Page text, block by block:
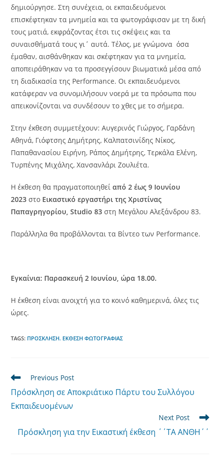
δημιούργησε. Στη συνέχεια, οι εκπαιδευόμενοι
επισκέφτηκαν τα μνημεία και τα φωτογράφισαν με τη δική
τους ματιά, εκφράζοντας έτσι τις σκέψεις και τα
συναισθήματά τους γι΄ αυτά. Τέλος, με γνώμονα όσα
έμαθαν, αισθάνθηκαν και σκέφτηκαν για τα μνημεία,
αποπειράθηκαν να τα προσεγγίσουν βιωματικά μέσα από
τη διαδικασία της Performance. Οι εκπαιδευόμενοι
κατάφεραν να συνομιλήσουν νοερά με τα πρόσωπα που
απεικονίζονται να συνδέσουν το χθες με το σήμερα.
Στην έκθεση συμμετέχουν: Αυγερινός Γιώργος, Γαρδάνη
Αθηνά, Γιόφτσης Δημήτρης, Καλπατσινίδης Νίκος,
Παπαθανασίου Ειρήνη, Ράπος Δημήτρης, Τερκάλα Ελένη,
Τυρπένης Μιχάλης, Χανσανλάρι Ζουλιέτα.
Η έκθεση θα πραγματοποιηθείαπό 2 έως 9 Ιουνίου
2023στο Εικαστικό εργαστήρι της Χριστίνας
Παπαγρηγορίου,Studio 83στη Μεγάλου Αλεξάνδρου 83.
Παράλληλα θα προβάλλονται τα Bίντεο των Performance.
Εγκαίνια: Παρασκευή 2 Ιουνίου, ώρα 18.00.
Η έκθεση είναι ανοιχτή για το κοινό καθημερινά, όλες τις
ώρες.
TAGS: ΠΡΌΣΚΛΗΣΗ. ΈΚΘΕΣΗ ΦΩΤΟΓΡΑΦΊΑΣ
Read
articles
Previous Post
Πρόσκληση σε Αποκριάτικο Πάρτυ του Συλλόγου
Εκπαιδευομένων
Next Post
Πρόσκληση για την Εικαστική έκθεση ΄΄ΤΑ ΑΝΘΗ΄΄